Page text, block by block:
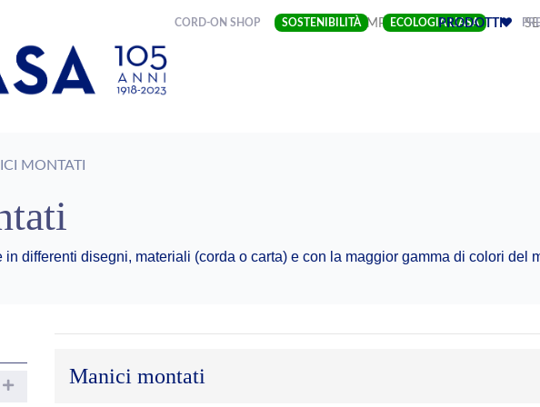
CORD-ON SHOP SOSTENIBILITÀ ECOLOGIA LIASA
IMPRESA(CURRENT)
PRODOTTI
MONTATI
differenti disegni, materiali (corda o carta) e con la maggior gamma di colori del
Manici montati